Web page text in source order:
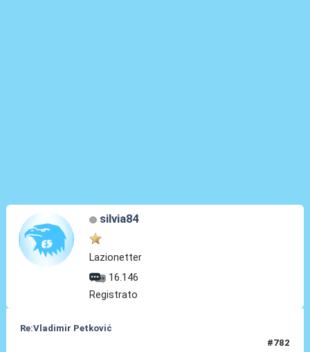
silvia84
Lazionetter
16.146
Registrato
Re:Vladimir Petković
#782